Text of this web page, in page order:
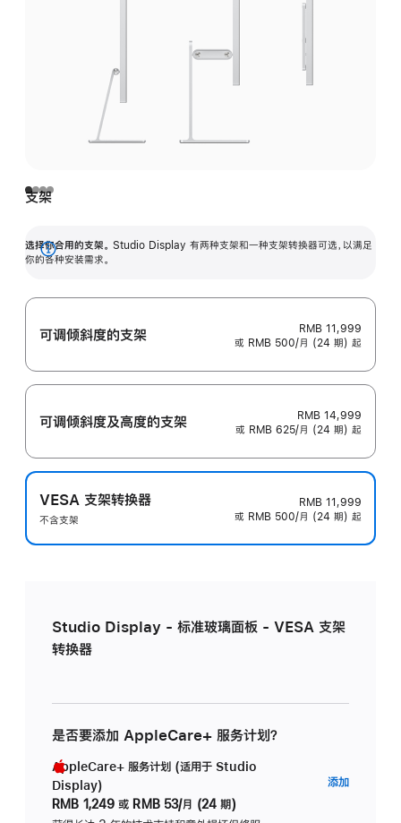
支架
选择你合用的支架。 Studio Display 有两种支架和一种支架转换器可选，以满足
你的各种安装需求。
展
可调倾斜度的支架
RMB 11,999
或 RMB 500/月 (24 期) 起
可调倾斜度及高‍度的支‍架
RMB 14,999
或 RMB 625/月 (24 期) 起
VESA 支架转换器
不含支架
RMB 11,999
或 RMB 500/月 (24 期) 起
Studio Display - 标准玻璃面板 - VESA 支架
转换器
是否要添加 AppleCare+ 服务计划？
AppleCare+ 服务计划 (适用于 Studio
Display)
RMB 1,249 或 RMB 53/月 (24 期)
添加